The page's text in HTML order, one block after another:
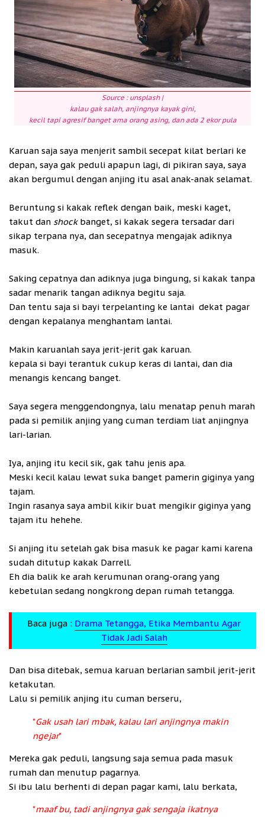
Source : unsplash |
kalau gak salah, anjingnya kayak gini,
kecil tapi agresif banget ama orang asing, dan ada 2 ekor pula
Karuan saja saya menjerit sambil secepat kilat berlari ke
depan, saya gak peduli apapun lagi, di pikiran saya, saya
akan bergumul dengan anjing itu asal anak-anak selamat.
Beruntung si kakak reflek dengan baik, meski kaget,
takut dan shock banget, si kakak segera tersadar dari
sikap terpana nya, dan secepatnya mengajak adiknya
masuk.
Saking cepatnya dan adiknya juga bingung, si kakak tanpa
sadar menarik tangan adiknya begitu saja.
Dan tentu saja si bayi terpelanting ke lantai dekat pagar
dengan kepalanya menghantam lantai.
Makin karuanlah saya jerit-jerit gak karuan.
kepala si bayi terantuk cukup keras di lantai, dan dia
menangis kencang banget.
Saya segera menggendongnya, lalu menatap penuh marah
pada si pemilik anjing yang cuman terdiam liat anjingnya
lari-larian.
Iya, anjing itu kecil sik, gak tahu jenis apa.
Meski kecil kalau lewat suka banget pamerin giginya yang
tajam.
Ingin rasanya saya ambil kikir buat mengikir giginya yang
tajam itu hehehe.
Si anjing itu setelah gak bisa masuk ke pagar kami karena
sudah ditutup kakak Darrell.
Eh dia balik ke arah kerumunan orang-orang yang
kebetulan sedang nongkrong depan rumah tetangga.
Baca juga : Drama Tetangga, Etika Membantu Agar
Tidak Jadi Salah
Dan bisa ditebak, semua karuan berlarian sambil jerit-jerit
ketakutan.
Lalu si pemilik anjing itu cuman berseru,
"Gak usah lari mbak, kalau lari anjingnya makin
ngejar"
Mereka gak peduli, langsung saja semua pada masuk
rumah dan menutup pagarnya.
Si ibu lalu berhenti di depan pagar kami, lalu berkata,
"maaf bu, tadi anjingnya gak sengaja ikatnya